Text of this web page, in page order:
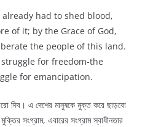
had to shed blood,
of it; by the Grace of God,
the people of this land.
for freedom-the
for emancipation.
দিব। এ দেশের মানুষকে মুক্ত করে ছাড়বো
সংগ্রাম, এবারের সংগ্রাম স্বাধীনতার